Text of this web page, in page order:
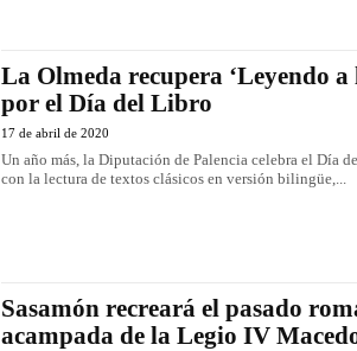
La Olmeda recupera ‘Leyendo a
por el Día del Libro
17 de abril de 2020
Un año más, la Diputación de Palencia celebra el Día
con la lectura de textos clásicos en versión bilingüe,...
Sasamón recreará el pasado
acampada de la Legio IV